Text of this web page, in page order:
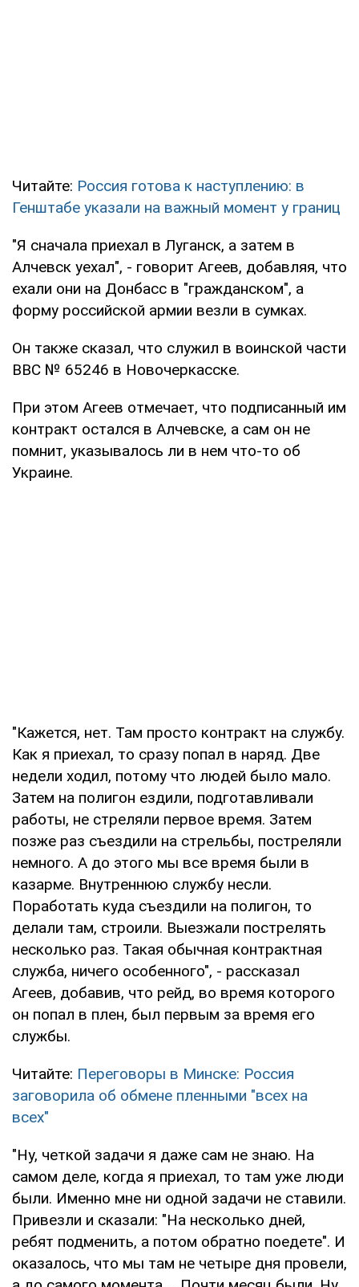
Читайте: Россия готова к наступлению: в
Генштабе указали на важный момент у границ
"Я сначала приехал в Луганск, а затем в
Алчевск уехал", - говорит Агеев, добавляя, что
ехали они на Донбасс в "гражданском", а
форму российской армии везли в сумках.
Он также сказал, что служил в воинской части
ВВС № 65246 в Новочеркасске.
При этом Агеев отмечает, что подписанный им
контракт остался в Алчевске, а сам он не
помнит, указывалось ли в нем что-то об
Украине.
"Кажется, нет. Там просто контракт на службу.
Как я приехал, то сразу попал в наряд. Две
недели ходил, потому что людей было мало.
Затем на полигон ездили, подготавливали
работы, не стреляли первое время. Затем
позже раз съездили на стрельбы, постреляли
немного. А до этого мы все время были в
казарме. Внутреннюю службу несли.
Поработать куда съездили на полигон, то
делали там, строили. Выезжали пострелять
несколько раз. Такая обычная контрактная
служба, ничего особенного", - рассказал
Агеев, добавив, что рейд, во время которого
он попал в плен, был первым за время его
службы.
Читайте: Переговоры в Минске: Россия
заговорила об обмене пленными "всех на
всех"
"Ну, четкой задачи я даже сам не знаю. На
самом деле, когда я приехал, то там уже люди
были. Именно мне ни одной задачи не ставили.
Привезли и сказали: "На несколько дней,
ребят подменить, а потом обратно поедете". И
оказалось, что мы там не четыре дня провели,